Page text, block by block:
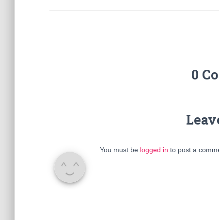
0
You must be logged in to post a